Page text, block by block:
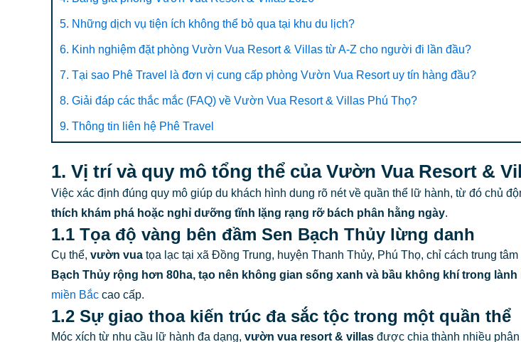
5. Những dịch vụ tiện ích không thể bỏ qua tại khu du lịch?
6. Kinh nghiệm đặt phòng Vườn Vua Resort & Villas từ A-Z cho người đi lần đầu?
7. Tại sao Phê Travel là đơn vị cung cấp phòng Vườn Vua Resort uy tín hàng đầu?
8. Giải đáp các thắc mắc (FAQ) về Vườn Vua Resort & Villas Phú Thọ?
9. Thông tin liên hệ Phê Travel
1. Vị trí và quy mô tổng thể của Vườn Vua Resort &
Việc xác định đúng quy mô giúp du khách hình dung rõ nét về quần thể lữ hành, từ đó chủ
thích khám phá hoặc nghỉ dưỡng tĩnh lặng rạng rỡ bách phân hằng ngày.
1.1 Tọa độ vàng bên đầm Sen Bạch Thủy lừng danh
Cụ thể, vườn vua tọa lạc tại xã Đồng Trung, huyện Thanh Thủy, Phú Thọ, chỉ cách trung
Bạch Thủy rộng hơn 80ha, tạo nên không gian sống xanh và bầu không khí trong
miền Bắc cao cấp.
1.2 Sự giao thoa kiến trúc đa sắc tộc trong một quần thể
Móc xích từ nhu cầu lữ hành đa dạng, vườn vua resort & villas được chia thành nhiều